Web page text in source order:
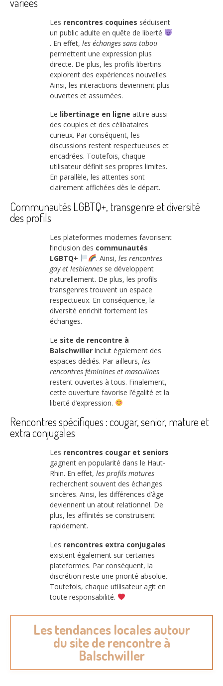
Les rencontres coquines séduisent
un public adulte en quête de liberté
. En effet, les échanges sans tabou
permettent une expression plus
directe. De plus, les profils libertins
explorent des expériences nouvelles.
Ainsi, les interactions deviennent plus
ouvertes et assumées.
Le libertinage en ligne attire aussi
des couples et des célibataires
curieux. Par conséquent, les
discussions restent respectueuses et
encadrées. Toutefois, chaque
utilisateur définit ses propres limites.
En parallèle, les attentes sont
clairement affichées dès le départ.
Communautés LGBTQ+, transgenre et diversité
des profils
Les plateformes modernes favorisent
l’inclusion des communautés
LGBTQ+
. Ainsi, les rencontres
gay et lesbiennes se développent
naturellement. De plus, les profils
transgenres trouvent un espace
respectueux. En conséquence, la
diversité enrichit fortement les
échanges.
Le site de rencontre à
Balschwiller inclut également des
espaces dédiés. Par ailleurs, les
rencontres féminines et masculines
restent ouvertes à tous. Finalement,
cette ouverture favorise l’égalité et la
liberté d’expression.
Rencontres spécifiques : cougar, senior, mature et
extra conjugales
Les rencontres cougar et seniors
gagnent en popularité dans le Haut-
Rhin. En effet, les profils matures
recherchent souvent des échanges
sincères. Ainsi, les différences d’âge
deviennent un atout relationnel. De
plus, les affinités se construisent
rapidement.
Les rencontres extra conjugales
existent également sur certaines
plateformes. Par conséquent, la
discrétion reste une priorité absolue.
Toutefois, chaque utilisateur agit en
toute responsabilité.
Les tendances locales autour
du site de rencontre à
Balschwiller